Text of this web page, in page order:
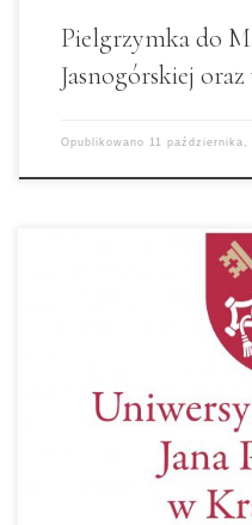
Pielgrzymka do
Jasnogórskiej
Opublikowano 11 października,
Drodzy Licealiści!
świetnych zajęciach z
Limit miejsc – 40
października.
wszelkie informacje na:
http://